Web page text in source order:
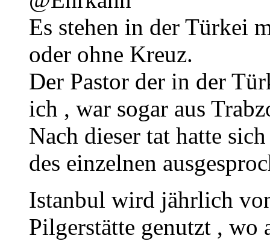
Es stehen in der Türkei
oder ohne Kreuz.
Der Pastor der in der
ich , war sogar aus
Nach dieser tat hatte
des einzelnen
Istanbul wird jährlich
Pilgerstätte genutzt , wo